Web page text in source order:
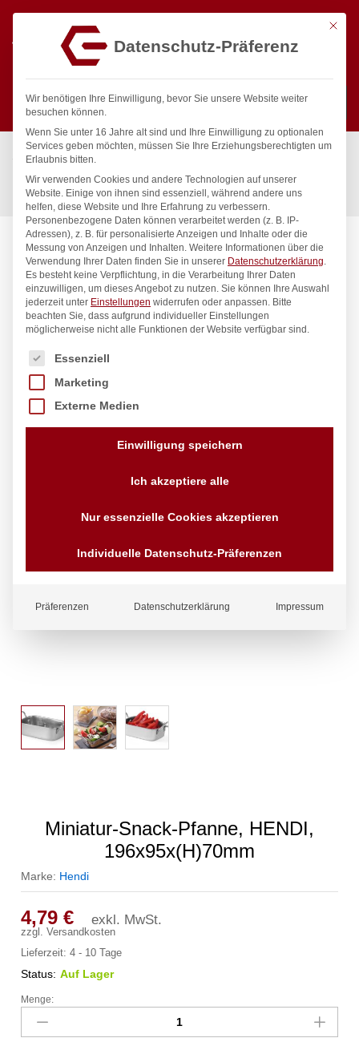
Suchen
Start / Gastronomiebedarf & Gastro Geräte für Profis
Präsentation
Tischgeschirr
Miniatur-Snack-Pfanne, HENDI, 196x95x(H)70mm
Miniatur-Snack-Pfanne, HENDI,
196x95x(H)70mm
Marke: Hendi
4,79€ exkl. MwSt.
zzgl.Versandkosten
Lieferzeit:4 - 10 Tage
Status: Auf Lager
Miniatur-
Snack-
Pfanne,
Menge:
Mit
Datenschutz-Präferenz
Wir benötigen Ihre Einwilligung, bevor Sie unsere Website weiter
besuchen können.
Wenn Sie unter 16 Jahre alt sind und Ihre Einwilligung zu optionalen
Services geben möchten, müssen Sie Ihre Erziehungsberechtigten um
Erlaubnis bitten.
Wir verwenden Cookies und andere Technologien auf unserer
Website. Einige von ihnen sind essenziell, während andere uns
helfen, diese Website und Ihre Erfahrung zu verbessern.
Personenbezogene Daten können verarbeitet werden (z. B. IP-
Adressen), z. B. für personalisierte Anzeigen und Inhalte oder die
Messung von Anzeigen und Inhalten. Weitere Informationen über die
Verwendung Ihrer Daten finden Sie in unserer Datenschutzerklärung.
Es besteht keine Verpflichtung, in die Verarbeitung Ihrer Daten
einzuwilligen, um dieses Angebot zu nutzen. Sie können Ihre Auswahl
jederzeit unter Einstellungen widerrufen oder anpassen. Bitte
beachten Sie, dass aufgrund individueller Einstellungen
möglicherweise nicht alle Funktionen der Website verfügbar sind.
Es folgt eine Liste der Service-Gruppen, für die eine
Essenziell
Marketing
Externe Medien
Einwilligung speichern
Ich akzeptiere alle
Nur essenzielle Cookies akzeptieren
Individuelle Datenschutz-Präferenzen
Präferenzen Datenschutzerklärung Impressum